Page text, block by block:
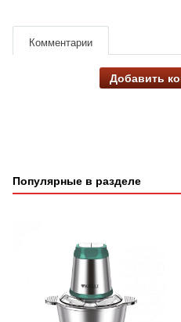
Комментарии
Добавить
Популярные в разделе